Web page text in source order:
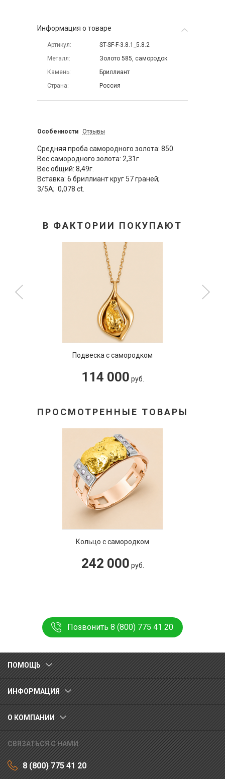
Информация о товаре
Артикул
ST-SF-F-3.8.1_5.8.2
Металл
Золото 585, самородок
Камень
Бриллиант
Страна
Россия
Особенности Отзывы
Средняя проба самородного золота: 850.
Вес самородного золота: 2,31г.
Вес общий: 8,49г.
Вставка: 6 бриллиант круг 57 граней;
3/5А; 0,078 сt.
В ФАКТОРИИ ПОКУПАЮТ
Подвеска с самородком
114 000 руб.
ПРОСМОТРЕННЫЕ ТОВАРЫ
Кольцо с самородком
242 000 руб.
Позвонить 8 (800) 775 41 20
ПОМОЩЬ
ИНФОРМАЦИЯ
О КОМПАНИИ
СВЯЗАТЬСЯ С НАМИ
8 (800) 775 41 20